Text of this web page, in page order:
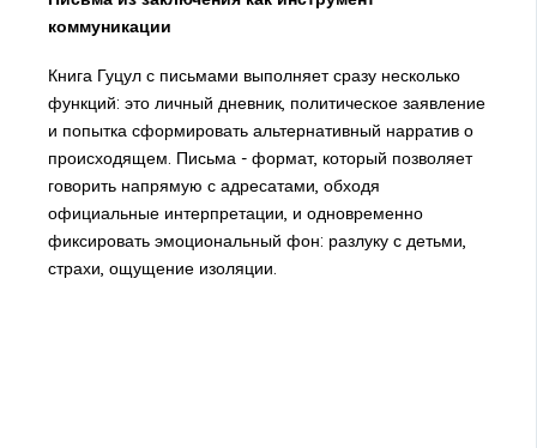
коммуникации
Книга Гуцул с письмами выполняет сразу несколько
функций: это личный дневник, политическое заявление
и попытка сформировать альтернативный нарратив о
происходящем. Письма - формат, который позволяет
говорить напрямую с адресатами, обходя
официальные интерпретации, и одновременно
фиксировать эмоциональный фон: разлуку с детьми,
страхи, ощущение изоляции.